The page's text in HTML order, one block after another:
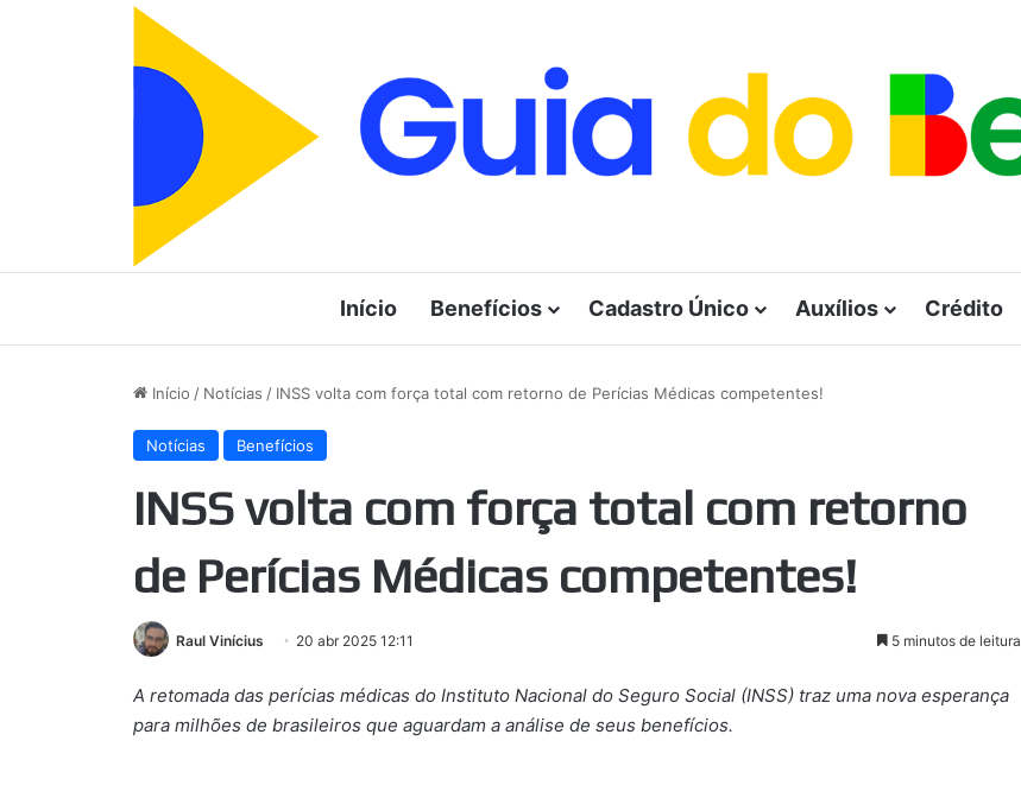
Início Benefícios Cadastro Único Auxílios Crédito
Início / Notícias / INSS volta com força total com retorno de Perícias Médicas competentes!
Notícias Benefícios
INSS volta com força total com retorno
de Perícias Médicas competentes!
Raul Vinícius 20 abr 2025 12:11 5 minutos de leitura
A retomada das perícias médicas do Instituto Nacional do Seguro Social (INSS) traz uma nova esperança
para milhões de brasileiros que aguardam a análise de seus benefícios.